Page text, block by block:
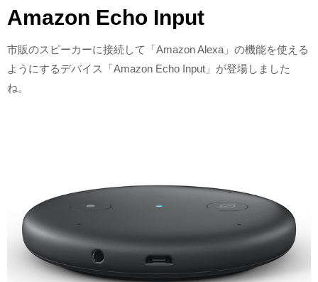
Amazon Echo Input
市販のスピーカーに接続して「Amazon Alexa」の機能を使える
ようにするデバイス「Amazon Echo Input」が登場しました
ね。